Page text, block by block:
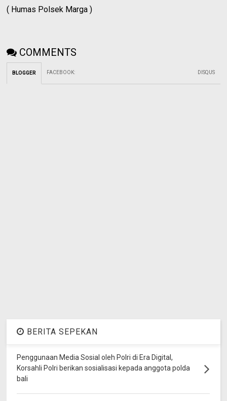
( Humas Polsek Marga )
COMMENTS
BLOGGER FACEBOOK: DISQUS
BERITA SEPEKAN
Penggunaan Media Sosial oleh Polri di Era Digital,
Korsahli Polri berikan sosialisasi kepada anggota polda
bali